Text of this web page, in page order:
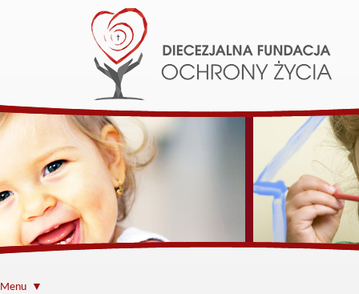
Menu ▼